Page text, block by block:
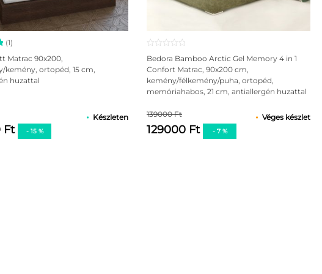
lábrésszel) 3 havonta.
(1)
Matrac 90x200,
kemény, ortopéd, 15 cm,
huzattal
Ft - 15 %
Készleten
Bedora Bamboo Arctic Gel Memory 4 in 1
Confort Matrac, 90x200 cm,
kemény/félkemény/puha, ortopéd,
memóriahabos, 21 cm, antiallergén huzattal
139000 Ft
129000 Ft - 7 %
Véges készlet